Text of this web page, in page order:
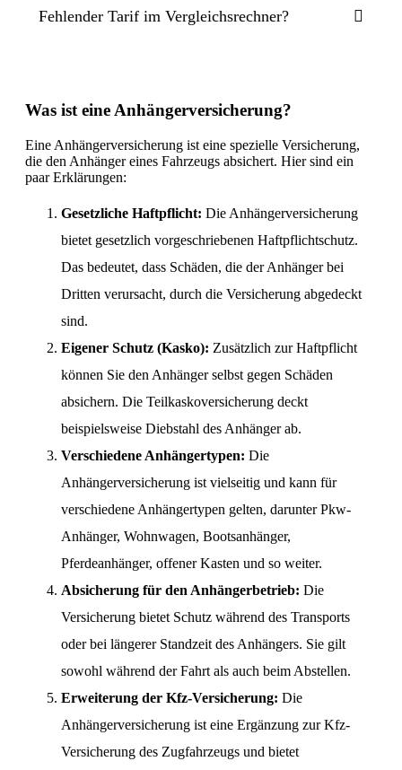
Fehlender Tarif im Vergleichsrechner?
Was ist eine Anhängerversicherung?
Eine Anhängerversicherung ist eine spezielle Versicherung,
die den Anhänger eines Fahrzeugs absichert. Hier sind ein
paar Erklärungen:
Gesetzliche Haftpflicht: Die Anhängerversicherung
bietet gesetzlich vorgeschriebenen Haftpflichtschutz.
Das bedeutet, dass Schäden, die der Anhänger bei
Dritten verursacht, durch die Versicherung abgedeckt
sind.
Eigener Schutz (Kasko): Zusätzlich zur Haftpflicht
können Sie den Anhänger selbst gegen Schäden
absichern. Die Teilkaskoversicherung deckt
beispielsweise Diebstahl des Anhänger ab.
Verschiedene Anhängertypen: Die
Anhängerversicherung ist vielseitig und kann für
verschiedene Anhängertypen gelten, darunter Pkw-
Anhänger, Wohnwagen, Bootsanhänger,
Pferdeanhänger, offener Kasten und so weiter.
Absicherung für den Anhängerbetrieb: Die
Versicherung bietet Schutz während des Transports
oder bei längerer Standzeit des Anhängers. Sie gilt
sowohl während der Fahrt als auch beim Abstellen.
Erweiterung der Kfz-Versicherung: Die
Anhängerversicherung ist eine Ergänzung zur Kfz-
Versicherung des Zugfahrzeugs und bietet